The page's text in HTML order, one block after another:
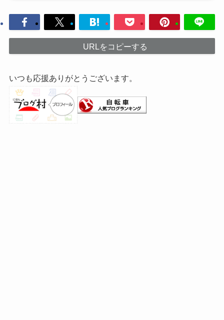
URLをコピーする
いつも応援ありがとうございます。